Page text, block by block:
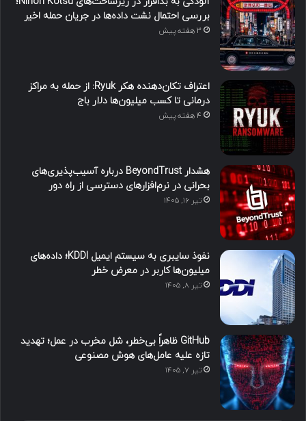
بررسی احتمال نشت داده‌ها در جریان حمله اخیر
3 هفته پیش
اعتراف تکان‌دهنده هکر Ryuk: از حمله به مراکز
درمانی تا کسب میلیون‌ها دلار باج
4 هفته پیش
هشدار BeyondTrust درباره آسیب‌پذیری‌های
بحرانی در نرم‌افزارهای دسترسی از راه دور
تیر ۱۶, ۱۴۰۵
نفوذ سایبری به سیستم ایمیل KDDI؛ داده‌های
میلیون‌ها کاربر در معرض خطر
تیر ۸, ۱۴۰۵
GitHub ظاهراً بی‌خطر، شل مخرب در عمل؛ تهدید
تازه علیه عامل‌های هوش مصنوعی
تیر ۷, ۱۴۰۵